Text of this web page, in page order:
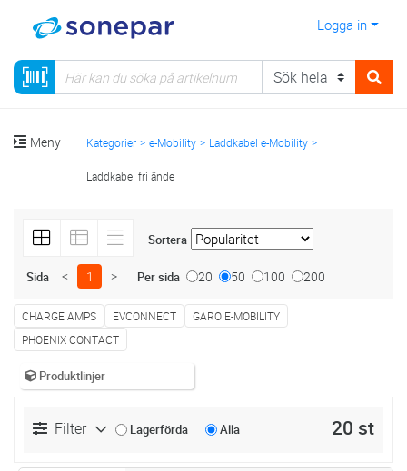
Logga in
Meny Kategorier e-Mobility Laddkabel e-Mobility
Laddkabel fri ände
Sortera
Sida < 1 > Per sida 20 50 100 200
CHARGE AMPS EVCONNECT
GARO E-MOBILITY
PHOENIX CONTACT
Produktlinjer
Filter Lagerförda Alla 20 st